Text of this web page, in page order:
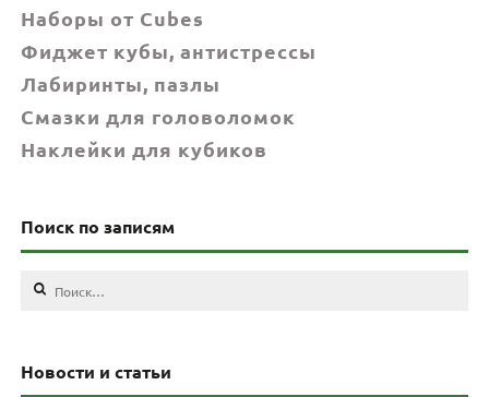
Наборы от Cubes
Фиджет кубы, антистрессы
Лабиринты, пазлы
Смазки для головоломок
Наклейки для кубиков
Поиск по записям
Найти:
Новости и статьи